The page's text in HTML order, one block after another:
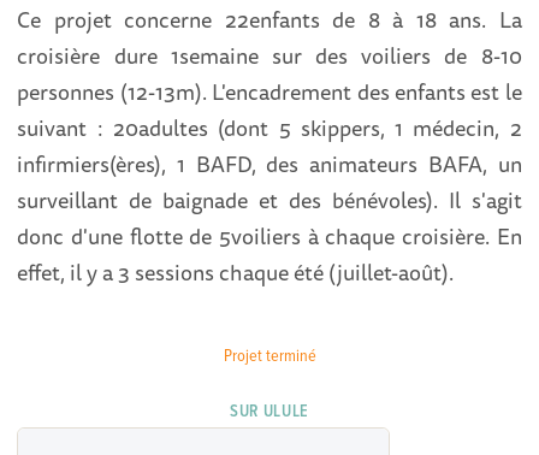
Ce projet concerne 22enfants de 8 à 18 ans. La
croisière dure 1semaine sur des voiliers de 8-10
personnes (12-13m). L'encadrement des enfants est le
suivant : 20adultes (dont 5 skippers, 1 médecin, 2
infirmiers(ères), 1 BAFD, des animateurs BAFA, un
surveillant de baignade et des bénévoles). Il s'agit
donc d'une flotte de 5voiliers à chaque croisière. En
effet, il y a 3 sessions chaque été (juillet-août).
Projet terminé
SUR ULULE